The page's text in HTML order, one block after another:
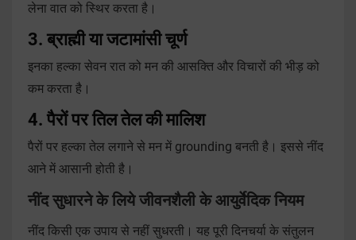
लेना वात को स्थिर करता है।
3. ब्राह्मी या जटामांसी चूर्ण
इनका हल्का सेवन रात को मन की आसक्ति और विचारों की भीड़ को
कम करता है।
4. पैरों पर तिल तेल की मालिश
पैरों पर हल्का तेल लगाने से मन में grounding बनती है। इससे नींद
आने में आसानी होती है।
नींद सुधारने के लिये जीवनशैली के आयुर्वेदिक नियम
नींद किसी एक उपाय से नहीं सुधरती। यह पूरी दिनचर्या के संतुलन